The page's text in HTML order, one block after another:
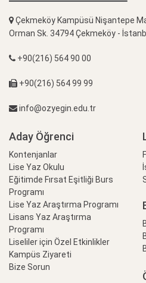
Çekmeköy Kampüsü Nişantepe
Orman Sk. 34794 Çekmeköy -
+90(216) 564 90 00
+90(216) 564 99 99
info@ozyegin.edu.tr
Aday Öğrenci
Kontenjanlar
Lise Yaz Okulu
Eğitimde Fırsat Eşitliği Burs
Programı
Lise Yaz Araştırma Programı
Lisans Yaz Araştırma
Programı
Liseliler için Özel Etkinlikler
Kampüs Ziyareti
Bize Sorun